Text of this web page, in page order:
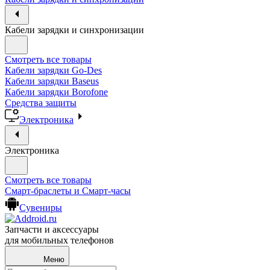
Кабели зарядки и синхронизации
Смотреть все товары
Кабели зарядки Go-Des
Кабели зарядки Baseus
Кабели зарядки Borofone
Средства защиты
Электроника
Электроника
Смотреть все товары
Смарт-браслеты и Смарт-часы
Сувениры
Запчасти и аксессуары
для мобильных телефонов
Меню